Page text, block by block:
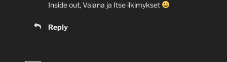
Inside out, Vaiana ja Itse ilkimykset
Reply